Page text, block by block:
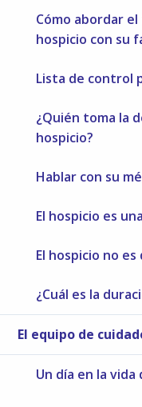
Cómo abordar
hospicio con su
Lista de control
¿Quién toma la
hospicio?
Hablar con su
El hospicio es
El hospicio no
¿Cuál es la
El equipo de
Un día en la